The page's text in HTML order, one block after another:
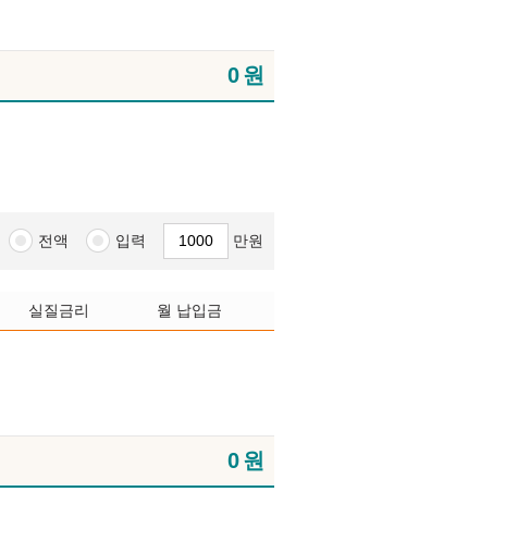
0원
전액 입력 만원
실질금리 월 납입금
0원